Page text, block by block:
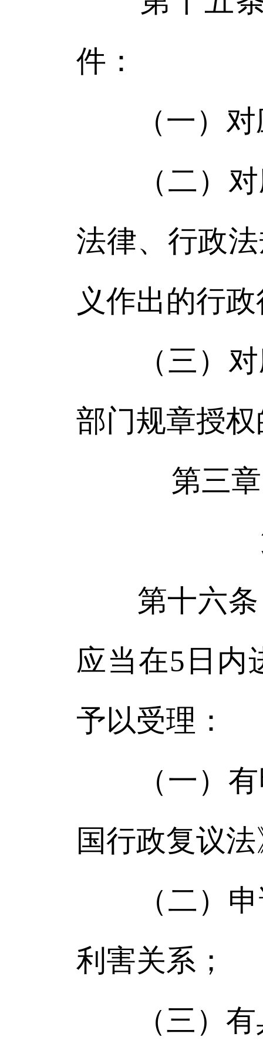
件：
（一）对
（二）对
法律、行政
义作出的行
（三）对
部门规章授
第三
第十六条
应当在5日内
予以受理：
（一）有
国行政复议
（二）申
利害关系；
（三）有